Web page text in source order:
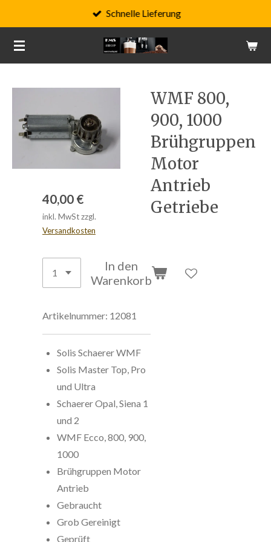
Hauptinhalt
springen
Schnelle Lieferung
WMF 800,
900, 1000
Brühgruppen
Motor
Antrieb
Getriebe
40,00 €
inkl. MwSt zzgl.
Versandkosten
In den
Warenkorb
Artikelnummer: 12081
Solis Schaerer WMF
Solis Master Top, Pro
und Ultra
Schaerer Opal, Siena 1
und 2
WMF Ecco, 800, 900,
1000
Brühgruppen Motor
Antrieb
Gebraucht
Grob Gereinigt
Geprüft